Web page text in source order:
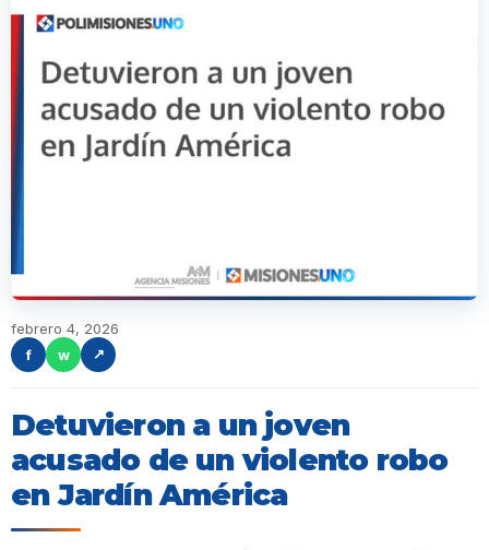
febrero 4, 2026
f
w ↗
Detuvieron a un joven
acusado de un violento robo
en Jardín América